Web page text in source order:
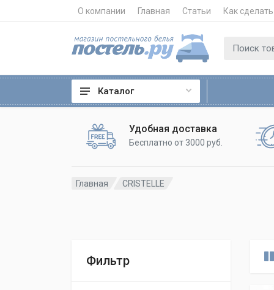
О компании Главная Статьи Как сделать
Каталог
Удобная доставка
Бесплатно от 3000 руб.
Главная CRISTELLE
Фильтр